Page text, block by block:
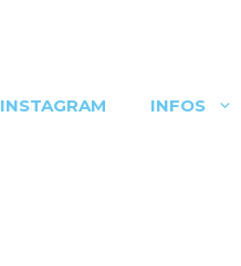
INSTAGRAM INFOS